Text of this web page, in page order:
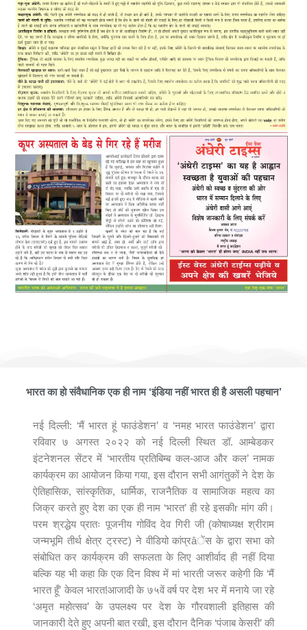
भारत का हो संवैधानिक एक ही नाम ‘इंडिया नहीं भारत ही है असली पहचान’
नई दिल्ली: ‘मैं भारत हूं फाउंडेशन’ व ‘नमह भारत फाउंडेशन’ द्वारा
रविवार ७ अगस्त २०२२ को नई दिल्ली स्थित डॉ. आम्बेडकर
इंटनेशनल सेंटर में ‘भारतीय प्रतिबिम्ब कल-आज और कल’ नामक
कार्यक्रम का आयोजन किया गया, इस दौरान सभी आगंतुकों ने देश के
ऐतिहासिक, सांस्कृतिक, धार्मिक, राजनैतिक व सामाजिक महत्व का
जिक्र करते हुए देश का एक ही नाम ‘भारत’ ही रहे इसकीr मांग की।
परम श्रद्धेय प्रातः पूजनीय गोविंद देव गिरी जी (कोषाध्यक्ष श्रीराम
जन्मभूमि तीर्थ क्षेत्र ट्रस्ट) ने वीडियो कांप्रâेंस के द्वारा सभा को
संबोधित कर कार्यक्रम की सफलता के लिए आशीर्वाद ही नहीं दिया
बल्कि यह भी कहा कि एक दिन विश्व में मां भारती जरूर कहेगी कि ‘मैं
भारत हूँ’ केवल भारत!आजादी के ७५वें वर्ष पर देश भर में मनाये जा रहे
‘अमृत महोत्सव’ के उपलक्ष्य पर देश के गौरवशाली इतिहास की
जानकारी देते हुए अपनी बात रखी, इस दौरान दैनिक ‘पंजाब केसरी’ की